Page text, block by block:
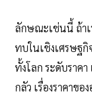
ลักษณะเช่นนี้ ถ้าเ
ทบในเชิงเศรษฐ
ทั้งโลก ระดับราค
กลัว เรื่องราคาข